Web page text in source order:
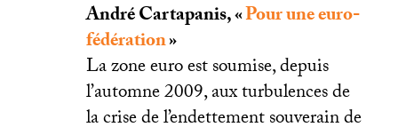
André Cartapanis, «Pour une euro-
fédération»
La zone euro est soumise, depuis
l’automne 2009, aux turbulences de
la crise de l’endettement souverain de